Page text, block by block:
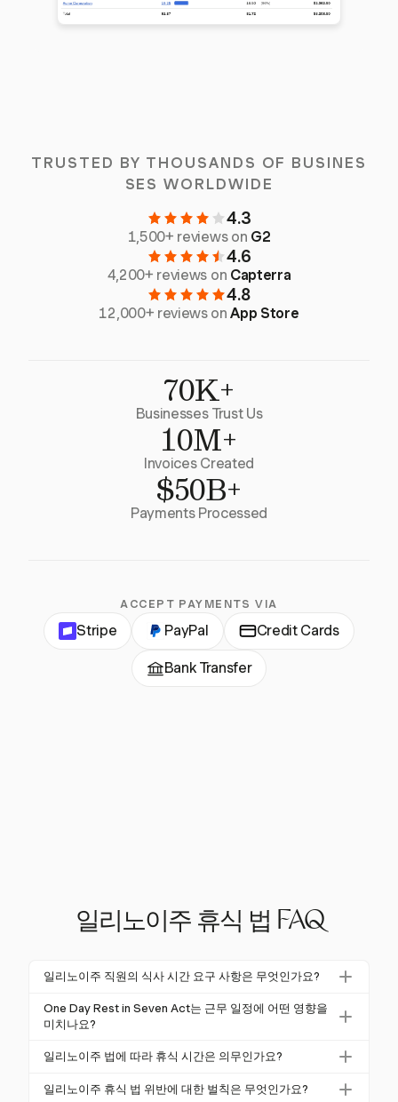
TRUSTED BY THOUSANDS OF BUSINES
SES WORLDWIDE
4.3
1,500+ reviews on G2
4.6
4,200+ reviews on Capterra
4.8
12,000+ reviews onApp Store
70K+
Businesses Trust Us
10M+
Invoices Created
$50B+
Payments Processed
ACCEPT PAYMENTS VIA
Stripe PayPal Credit Cards
Bank Transfer
일리노이주 휴식 법 FAQ
일리노이주 직원의 식사 시간 요구 사항은 무엇인가요?
일리노이주는 7.5시간 연속 근무하는 직원에게 20분의
식사 시간을 요구합니다. 12시간 이상의 근무 시 추가
급이며, 근무가 수행되는 경우에는 급여가 지급되어야
합니다.
One Day Rest in Seven Act는 근무 일정에 어떤 영향을
미치나요?
ODRISA는 매 7일마다 최소 24시간의 연속 휴식을 요
하여 그들의 휴식 및 회복 권리를 보호합니다.
일리노이주 법에 따라 휴식 시간은 의무인가요?
일리노이주는 성인에게 휴식 시간을 제공할 의무가 없
일리노이주 휴식 법 위반에 대한 벌칙은 무엇인가요?